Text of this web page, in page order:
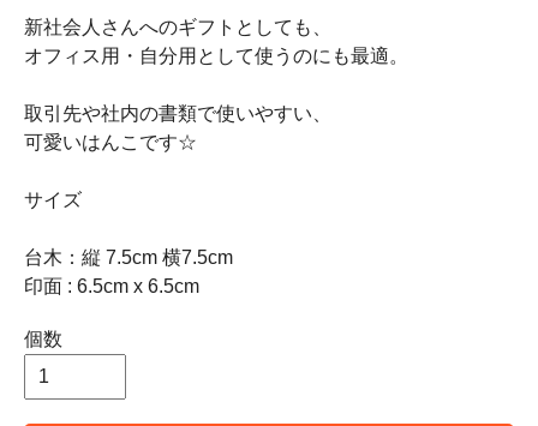
新社会人さんへのギフトとしても、
オフィス用・自分用として使うのにも最適。
取引先や社内の書類で使いやすい、
可愛いはんこです☆
サイズ
台木：縦 7.5cm 横7.5cm
印面 : 6.5cm x 6.5cm
個数